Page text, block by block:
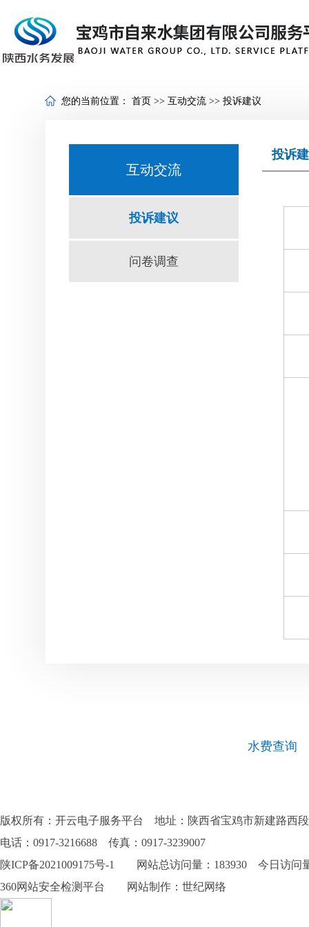
您的当前位置： 首页 >> 互动交流 >> 投诉建议
互动交流
投诉建议
问卷调查
投诉
水费查询
版权所有：开云电子服务平台 地址：陕西省宝鸡市新建路西
电话：0917-3216688 传真：0917-3239007
陕ICP备2021009175号-1
网站总访问量：183930 今日访问
360网站安全检测平台
网站制作 ： 世纪网络